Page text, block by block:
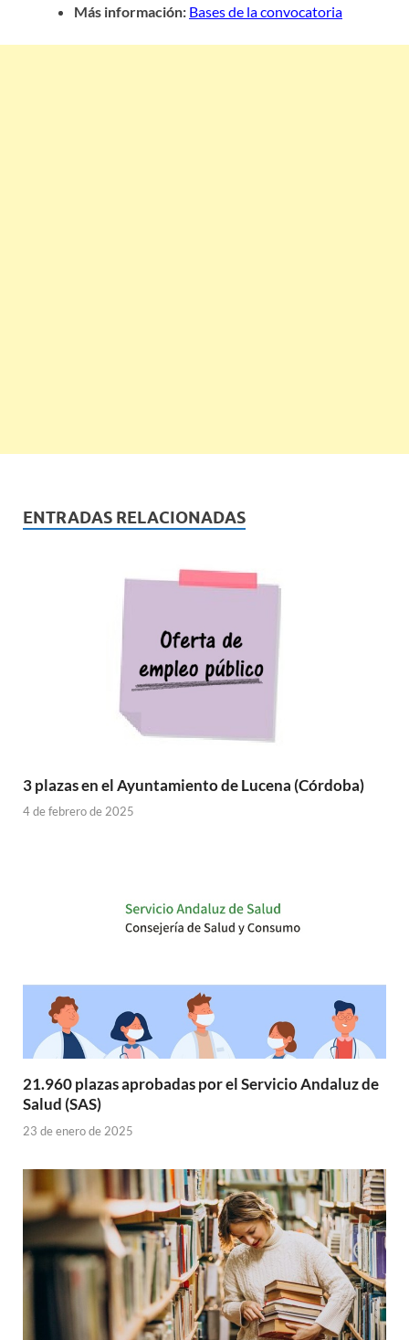
Más información: Bases de la convocatoria
ENTRADAS RELACIONADAS
3 plazas en el Ayuntamiento de Lucena (Córdoba)
4 de febrero de 2025
21.960 plazas aprobadas por el Servicio Andaluz de
Salud (SAS)
23 de enero de 2025